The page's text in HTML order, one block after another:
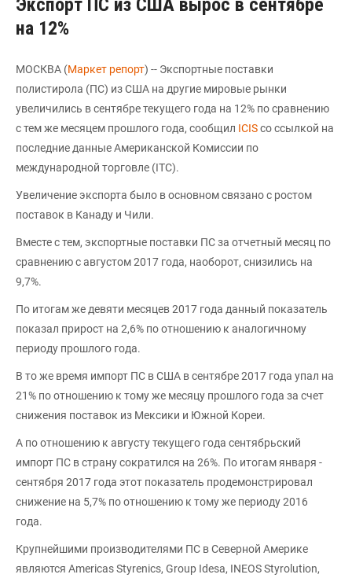
Экспорт ПС из США вырос в сентябре
на 12%
МОСКВА (Маркет репорт) -- Экспортные поставки
полистирола (ПС) из США на другие мировые рынки
увеличились в сентябре текущего года на 12% по сравнению
с тем же месяцем прошлого года, сообщил ICISсо ссылкой на
последние данные Американской Комиссии по
международной торговле (ITC).
Увеличение экспорта было в основном связано с ростом
поставок в Канаду и Чили.
Вместе с тем, экспортные поставки ПС за отчетный месяц по
сравнению с августом 2017 года, наоборот, снизились на
9,7%.
По итогам же девяти месяцев 2017 года данный показатель
показал прирост на 2,6% по отношению к аналогичному
периоду прошлого года.
В то же время импорт ПС в США в сентябре 2017 года упал на
21% по отношению к тому же месяцу прошлого года за счет
снижения поставок из Мексики и Южной Кореи.
А по отношению к августу текущего года сентябрьский
импорт ПС в страну сократился на 26%. По итогам января -
сентября 2017 года этот показатель продемонстрировал
снижение на 5,7% по отношению к тому же периоду 2016
года.
Крупнейшими производителями ПС в Северной Америке
являются Americas Styrenics, Group Idesa, INEOS Styrolution,